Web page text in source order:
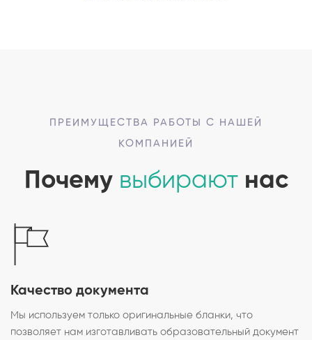
ПРЕИМУЩЕСТВА РАБОТЫ С НАШЕЙ
КОМПАНИЕЙ
Почему выбираютнас
Качество документа
Мы используем только оригинальные бланки, что
позволяет нам изготавливать образовательный документ